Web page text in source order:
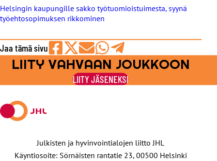
Helsingin kaupungille sakko työtuomioistuimesta, syynä
työehtosopimuksen rikkominen
Jaa tämä sivu
Jaa
Facebookissa
Jaa
viestipalvelu
X:ssä
Jaa
sähköpostilla
Jaa
WhatsAppilla
Jaa
Telegramilla
LIITY VAHVAAN JOUKKOON
LIITY JÄSENEKSI
Julkisten ja hyvinvointialojen liitto JHL
Käyntiosoite: Sörnäisten rantatie 23, 00500 Helsinki